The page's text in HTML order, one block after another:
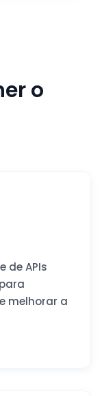
o
de APIs
melhorar a